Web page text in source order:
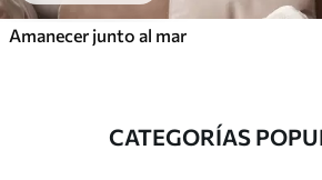
Amanecer junto al mar
CATEGORÍAS